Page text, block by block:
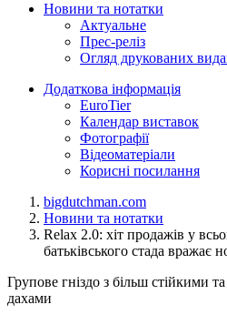
Новини та нотатки
Актуальне
Прес-реліз
Огляд друкованих
Додаткова інформація
EuroTier
Календар виставок
Фотографії
Відеоматеріали
Корисні посилання
bigdutchman.com
Новини та нотатки
Relax 2.0: хіт продажів у
батьківського стада вражає
Групове гніздо з більш стійкими
дахами